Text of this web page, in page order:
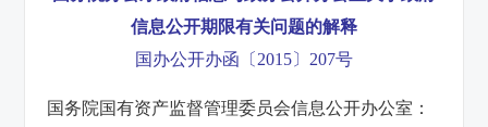
信息公开期限有关问题的解释
国办公开办函〔2015〕207号
国务院国有资产监督管理委员会信息公开办公室：